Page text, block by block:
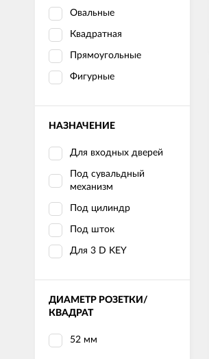
Овальные
Квадратная
Прямоугольные
Фигурные
НАЗНАЧЕНИЕ
Для входных дверей
Под сувальдный
механизм
Под цилиндр
Под шток
Для 3 D KEY
ДИАМЕТР РОЗЕТКИ/
КВАДРАТ
52 мм